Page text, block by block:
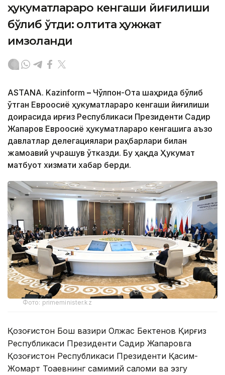
ҳукуматлараро кенгаши йиғилиши
бўлиб ўтди: олтита ҳужжат
имзоланди
ASTANA. Kazinform – Чўлпон-Ота шаҳрида бўлиб
ўтган Евроосиё ҳукуматлараро кенгаши йиғилиши
доирасида Қирғиз Республикаси Президенти Садир
Жапаров Евроосиё ҳукуматлараро кенгашига аъзо
давлатлар делегациялари раҳбарлари билан
жамоавий учрашув ўтказди. Бу ҳақда Ҳукумат
матбуот хизмати хабар берди.
Фото: primeminister.kz
Қозоғистон Бош вазири Олжас Бектенов Қирғиз
Республикаси Президенти Садир Жапаровга
Қозоғистон Республикаси Президенти Қасим-
Жомарт Тоқаевнинг самимий саломи ва эзгу